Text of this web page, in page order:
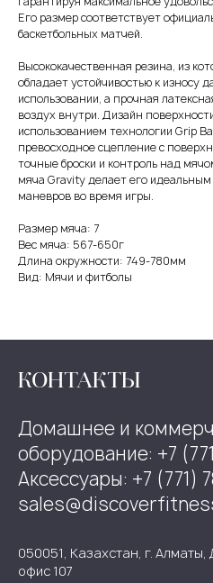
Его размер соответствует
баскетбольных матчей.
Высококачественная резина, из
обладает устойчивостью к износу
использовании, а прочная
воздух внутри. Дизайн
использованием технологии Grip
превосходное сцепление с
точные броски и контроль над
мяча Gravity делает его
маневров во время игры.
Размер мяча: 7
Вес мяча: 567-650г
Длина окружности: 749-780мм
Вид: Мячи и фитболы
КОНТАКТЫ
Домашнее и
оборудование: +7
Аксессуары: +7 (771)
050051, Казахстан, г.
офис 107